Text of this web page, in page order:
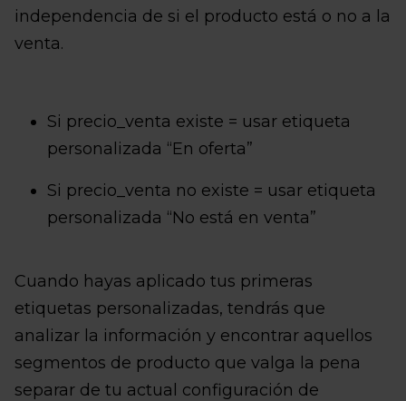
independencia de si el producto está o no a la
venta.
Si precio_venta existe = usar etiqueta
personalizada “En oferta”
Si precio_venta no existe = usar etiqueta
personalizada “No está en venta”
Cuando hayas aplicado tus primeras
etiquetas personalizadas, tendrás que
analizar la información y encontrar aquellos
segmentos de producto que valga la pena
separar de tu actual configuración de